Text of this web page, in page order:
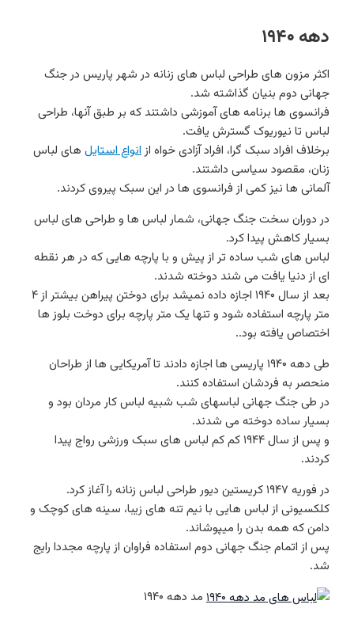
دهه ۱۹۴۰
اکثر مزون های طراحی لباس های زنانه در شهر پاریس در جنگ
جهانی دوم بنیان گذاشته شد.
فرانسوی ها برنامه های آموزشی داشتند که بر طبق آنها، طراحی
لباس تا نیوریوک گسترش یافت.
برخلاف افراد سبک گرا، افراد آزادی خواه از انواع استایل
های لباس
زنان، مقصود سیاسی داشتند.
آلمانی ها نیز کمی از فرانسوی ها در این سبک پیروی کردند.
در دوران سخت جنگ جهانی، شمار لباس ها و طراحی های لباس
بسیار کاهش پیدا کرد.
لباس های شب ساده تر از پیش و با پارچه هایی که در هر نقطه
ای از دنیا یافت می شند دوخته شدند.
بعد از سال ۱۹۴۰ اجازه داده نمیشد برای دوختن پیراهن بیشتر از ۴
متر پارچه استفاده شود و تنها یک متر پارچه برای دوخت بلوز ها
اختصاص یافته بود..
طی دهه ۱۹۴۰ پاریسی ها اجازه دادند تا آمریکایی ها از طراحان
منحصر به فردشان استفاده کنند.
در طی جنگ جهانی لباسهای شب شبیه لباس کار مردان بود و
بسیار ساده دوخته می شدند.
و پس از سال ۱۹۴۴ کم کم لباس های سبک ورزشی رواج پیدا
کردند.
در فوریه ۱۹۴۷ کریستین دیور طراحی لباس زنانه را آغاز کرد.
کلکسیونی از لباس هایی با نیم تنه های زیبا، سینه های کوچک و
دامن که همه بدن را میپوشاند.
پس از اتمام جنگ جهانی دوم استفاده فراوان از پارچه مجددا رایج
شد.
مد دهه ۱۹۴۰